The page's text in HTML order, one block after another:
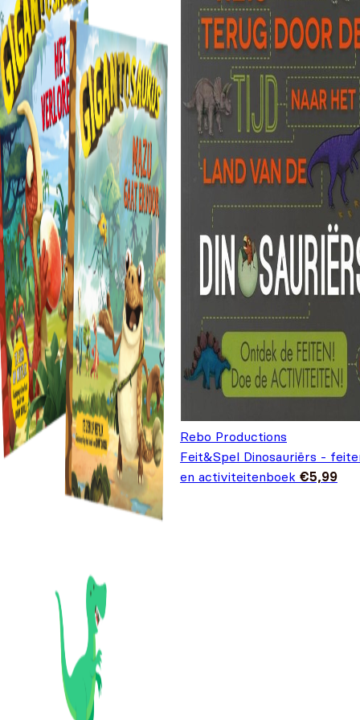
Rebo Productions
Feit&Spel Dinosauriërs -
en activiteitenboek €5,99